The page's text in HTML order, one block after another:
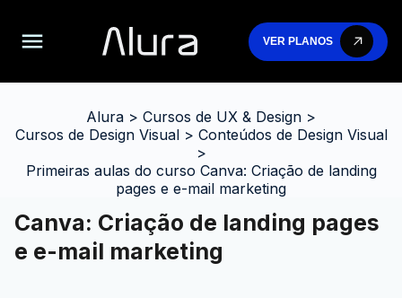
VER PLANOS
Alura > Cursos de UX & Design >
Cursos de Design Visual> Conteúdos de Design Visual
>
Primeiras aulas do curso Canva: Criação de landing
pages e e-mail marketing
Canva: Criação de landing pages
e e-mail marketing